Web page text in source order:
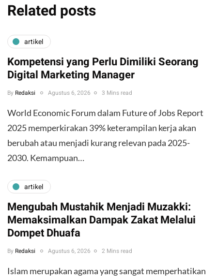
Related posts
artikel
Kompetensi yang Perlu Dimiliki Seorang
Digital Marketing Manager
By Redaksi Agustus 6, 2026 3 Mins read
World Economic Forum dalam Future of Jobs Report
2025 memperkirakan 39% keterampilan kerja akan
berubah atau menjadi kurang relevan pada 2025-
2030. Kemampuan…
artikel
Mengubah Mustahik Menjadi Muzakki:
Memaksimalkan Dampak Zakat Melalui
Dompet Dhuafa
By Redaksi Agustus 6, 2026 2 Mins read
Islam merupakan agama yang sangat memperhatikan